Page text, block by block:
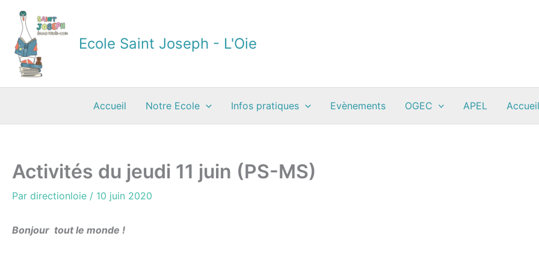
contenu
Ecole Saint Joseph - L'Oie
Accueil Notre Ecole Infos pratiques Evènements OGEC APEL
Activités du jeudi 11 juin (PS-MS)
Par directionloie / 10 juin 2020
Bonjour tout le monde !